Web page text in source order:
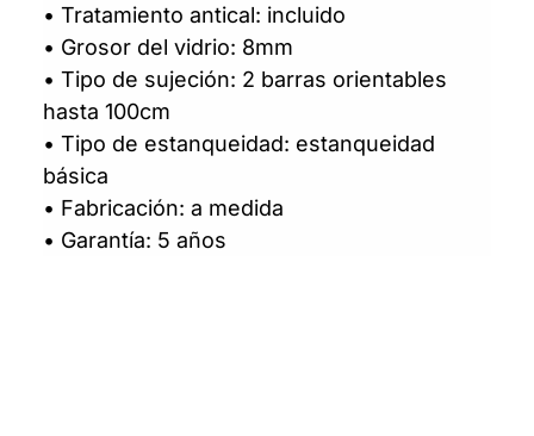
• Tratamiento antical: incluido
• Grosor del vidrio: 8mm
• Tipo de sujeción: 2 barras orientables
hasta 100cm
• Tipo de estanqueidad: estanqueidad
básica
• Fabricación: a medida
• Garantía: 5 años